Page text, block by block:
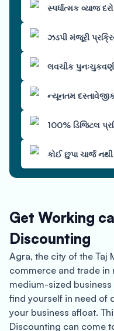
સ્પર્ધાત્મક વ્યાજ દરો
ઝડપી મંજૂરી
લવચીક
ન્યૂનતમ
100% ડિજિટલ
કોઈ છુપા ચાર્જ નથી
Get Working
Discounting
Agra, the city of the Taj
commerce and trade in
medium-sized
find yourself in need of
your business afloat.
Discounting can come